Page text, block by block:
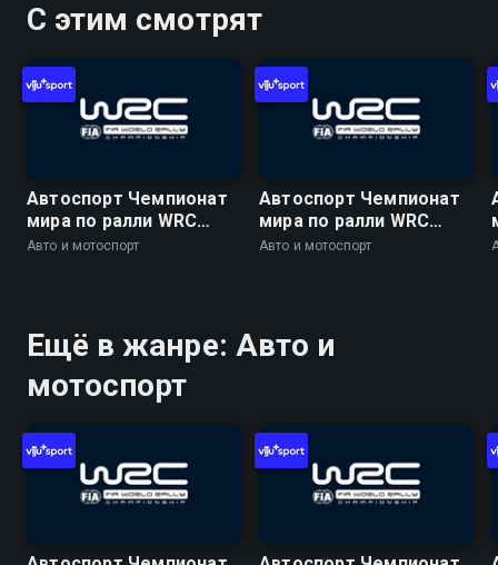
С этим смотрят
Автоспорт Чемпионат
мира по ралли WRC
2026. 10 этап. Ралли
Авто и мотоспорт
Автоспорт Чемпионат
мира по ралли WRC
2026. 10 этап. Ралли
Авто и мотоспорт
Ещё в жанре: Авто и
мотоспорт